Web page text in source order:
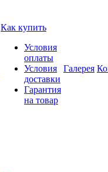
Как купить
Условия
оплаты
Условия
доставки
Гарантия
на товар
Галерея